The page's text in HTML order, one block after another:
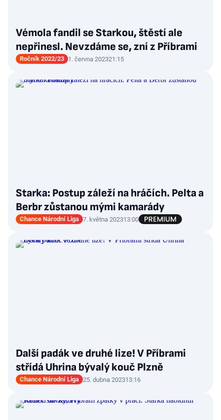
Vémola fandil se Starkou, štěstí ale
nepřinesl. Nevzdáme se, zní z Příbrami
Ročník 2022/23 1. června 202321:15
Starka: Postup záleží na hráčích. Pelta a
Berbr zůstanou mými kamarády
Chance Národní Liga 7. května 202313:00
Další padák ve druhé lize! V Příbrami
střídá Uhrina bývalý kouč Plzně
Chance Národní Liga 25. dubna 202313:16